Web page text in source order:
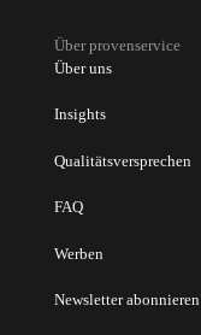
Über provenservice
Über uns
Insights
Qualitätsversprechen
FAQ
Werben
Newsletter abonnieren